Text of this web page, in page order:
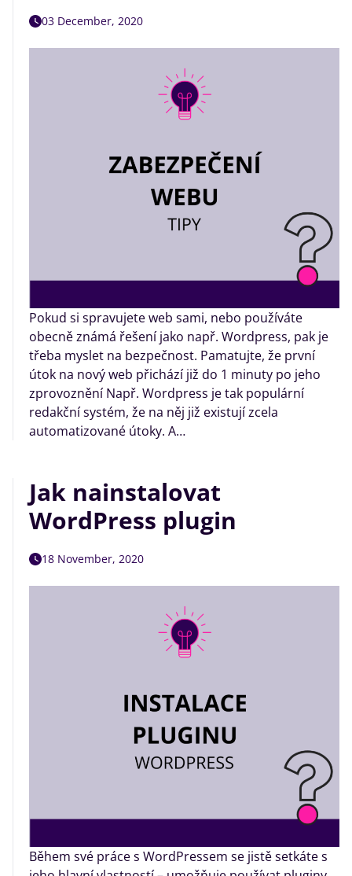
03 December, 2020
Pokud si spravujete web sami, nebo používáte
obecně známá řešení jako např. Wordpress, pak je
třeba myslet na bezpečnost. Pamatujte, že první
útok na nový web přichází již do 1 minuty po jeho
zprovoznění Např. Wordpress je tak populární
redakční systém, že na něj již existují zcela
automatizované útoky. A…
Jak nainstalovat
WordPress plugin
18 November, 2020
Během své práce s WordPressem se jistě setkáte s